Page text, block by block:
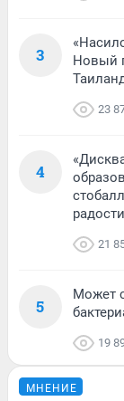
3
Новый
23
4
радости
21
5
Может
19
МНЕНИЕ